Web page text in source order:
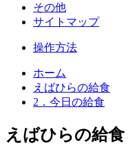
その他
サイトマップ
操作方法
ホーム
えばひらの給食
2．今日の給食
えばひらの給食